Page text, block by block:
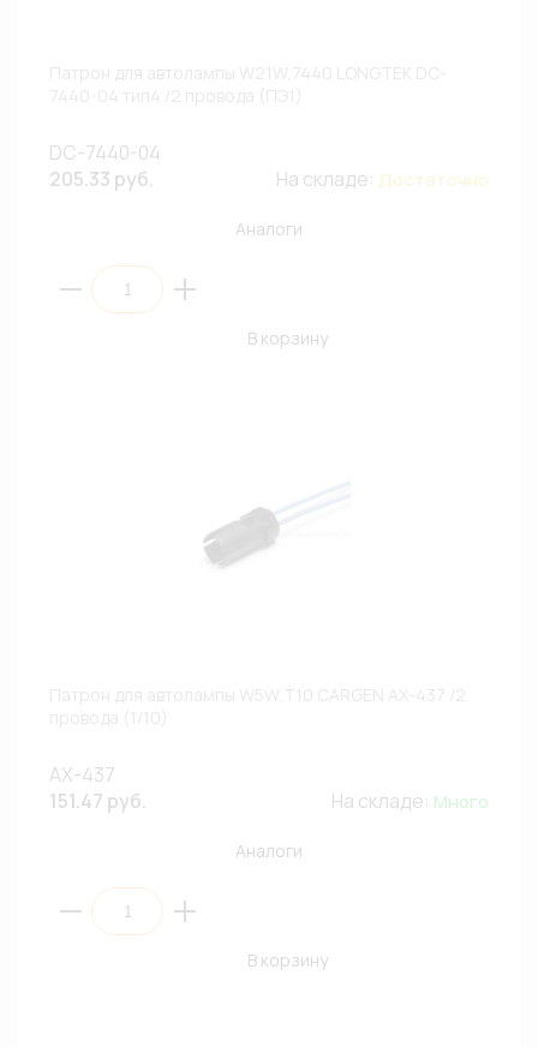
DC-7440-04
205.33 руб.
На складе: Достаточно
Аналоги
В корзину
AX-437
151.47 руб.
На складе: Много
Аналоги
В корзину